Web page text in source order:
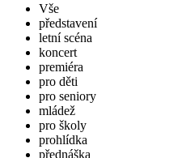
Vše
představení
letní scéna
koncert
premiéra
pro děti
pro seniory
mládež
pro školy
prohlídka
přednáška